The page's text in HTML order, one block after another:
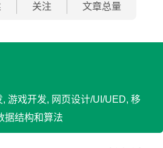
关注 文章总量
游戏开发, 网页设计/UI/UED, 移
据结构和算法